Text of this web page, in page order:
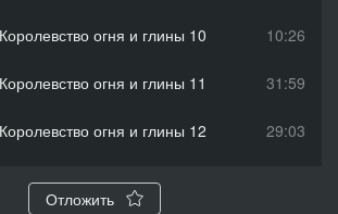
10:26
огня и глины 10
31:59
огня и глины 11
29:03
огня и глины 12
огня и глины 13
Отложить